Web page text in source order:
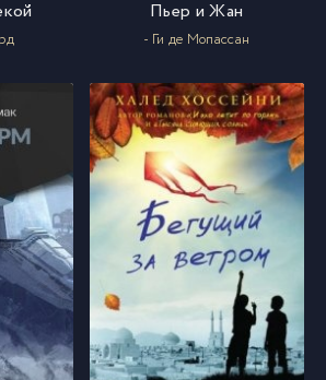
Пьер и Жан
- Ги де Мопассан